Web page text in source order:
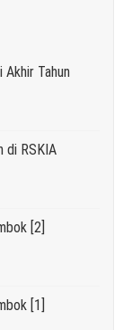
Tahun
di RSKIA
[2]
[1]